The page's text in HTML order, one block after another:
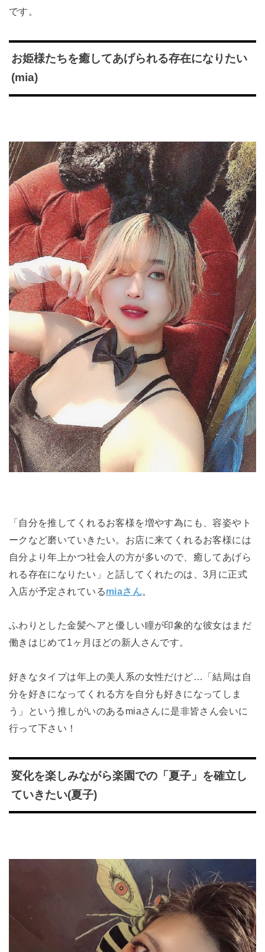
です。
お姫様たちを癒してあげられる存在になりたい
(mia)
「自分を推してくれるお客様を増やす為にも、容姿やト
ークなど磨いていきたい。
お店に来てくれるお客様には
自分より年上かつ社会人の方が多いので、癒してあげら
れる存在になりたい」と話してくれたのは、3月に正式
入店が予定されているmiaさん
ふわりとした金髪ヘアと優しい瞳が印象的な彼女はまだ
働きはじめて1ヶ月ほどの新人さんです。
好きなタイプは年上の美人系の女性だけど…「結局は自
分を好きになってくれる方を自分も好きになってしま
う」という推しがいのあるmiaさんに是非皆さん会いに
行って下さい！
変化を楽しみながら楽園での「夏子」を確立し
ていきたい(夏子)